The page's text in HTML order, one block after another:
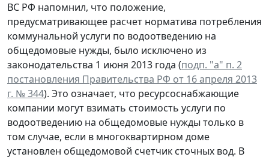
ВС РФ напомнил, что положение,
предусматривающее расчет норматива потребления
коммунальной услуги по водоотведению на
общедомовые нужды, было исключено из
законодательства 1 июня 2013 года (подп. "а" п. 2
постановления Правительства РФ от 16 апреля 2013
г. № 344). Это означает, что ресурсоснабжающие
компании могут взимать стоимость услуги по
водоотведению на общедомовые нужды только в
том случае, если в многоквартирном доме
установлен общедомовой счетчик сточных вод. В